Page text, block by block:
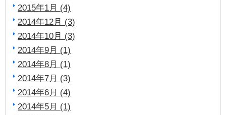
2015年1月 (4)
2014年12月 (3)
2014年10月 (3)
2014年9月 (1)
2014年8月 (1)
2014年7月 (3)
2014年6月 (4)
2014年5月 (1)